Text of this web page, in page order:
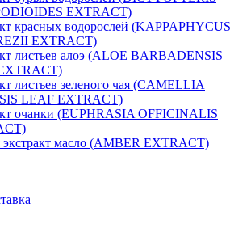
EXTRACT)
красных водорослей (KAPPAPHYCUS
EXTRACT)
листьев алоэ (ALOE BARBADENSIS
листьев зеленого чая (CAMELLIA
LEAF EXTRACT)
очанки (EUPHRASIA OFFICINALIS
экстракт масло (AMBER EXTRACT)